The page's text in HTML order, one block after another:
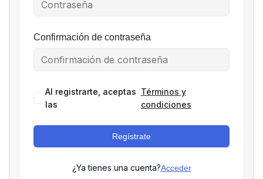
Confirmación de contraseña
Al registrarte, aceptas
las
Términos y
condiciones
Regístrate
¿Ya tienes una cuenta?Acceder